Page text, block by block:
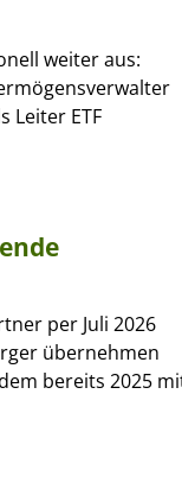
weiter aus:
Leiter ETF
per Juli 2026
übernehmen
bereits 2025